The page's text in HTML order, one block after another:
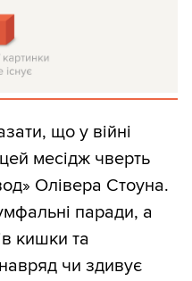
що у війні
месідж чверть
Олівера Стоуна.
паради, а
кишки та
чи здивує